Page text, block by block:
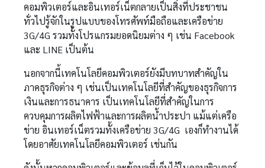
คอมพิวเตอร์และอินเทอร์เน็ตกลายเป็นสิ่งที่ประชาชน
ทั่วไปรู้จักในรูปแบบของโทรศัพท์มือถือและเครือข่าย
3G/4G รวมทั้งโปรแกรมยอดนิยมต่าง ๆ เช่น Facebook
และ LINE เป็นต้น
นอกจากนี้เทคโนโลยีคอมพิวเตอร์ยังมีบทบาทสำคัญใน
ภาคธุรกิจต่าง ๆ เช่นเป็นเทคโนโลยีที่สำคัญของธุรกิจการ
เงินและการธนาคาร เป็นเทคโนโลยีที่สำคัญในการ
ควบคุมการผลิตไฟฟ้าและการผลิตน้ำประปา แม้แต่เครือ
ข่าย อินเทอร์เน็ตรวมทั้งเครือข่าย 3G/4G เองก็ทำงานได้
โดยอาศัยเทคโนโลยีคอมพิวเตอร์ เช่นกัน